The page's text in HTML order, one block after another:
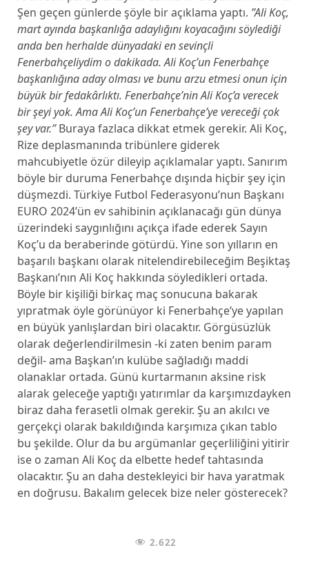
Şen geçen günlerde şöyle bir açıklama yaptı. ”Ali Koç,
mart ayında başkanlığa adaylığını koyacağını söylediği
anda ben herhalde dünyadaki en sevinçli
Fenerbahçeliydim o dakikada. Ali Koç’un Fenerbahçe
başkanlığına aday olması ve bunu arzu etmesi onun için
büyük bir fedakârlıktı. Fenerbahçe’nin Ali Koç’a verecek
bir şeyi yok. Ama Ali Koç’un Fenerbahçe’ye vereceği çok
şey var.”Buraya fazlaca dikkat etmek gerekir. Ali Koç,
Rize deplasmanında tribünlere giderek
mahcubiyetle özür dileyip açıklamalar yaptı. Sanırım
böyle bir duruma Fenerbahçe dışında hiçbir şey için
düşmezdi. Türkiye Futbol Federasyonu’nun Başkanı
EURO 2024’ün ev sahibinin açıklanacağı gün dünya
üzerindeki saygınlığını açıkça ifade ederek Sayın
Koç’u da beraberinde götürdü. Yine son yılların en
başarılı başkanı olarak nitelendirebileceğim Beşiktaş
Başkanı’nın Ali Koç hakkında söyledikleri ortada.
Böyle bir kişiliği birkaç maç sonucuna bakarak
yıpratmak öyle görünüyor ki Fenerbahçe’ye yapılan
en büyük yanlışlardan biri olacaktır. Görgüsüzlük
olarak değerlendirilmesin -ki zaten benim param
değil- ama Başkan’ın kulübe sağladığı maddi
olanaklar ortada. Günü kurtarmanın aksine risk
alarak geleceğe yaptığı yatırımlar da karşımızdayken
biraz daha ferasetli olmak gerekir. Şu an akılcı ve
gerçekçi olarak bakıldığında karşımıza çıkan tablo
bu şekilde. Olur da bu argümanlar geçerliliğini yitirir
ise o zaman Ali Koç da elbette hedef tahtasında
olacaktır. Şu an daha destekleyici bir hava yaratmak
en doğrusu. Bakalım gelecek bize neler gösterecek?
2.622